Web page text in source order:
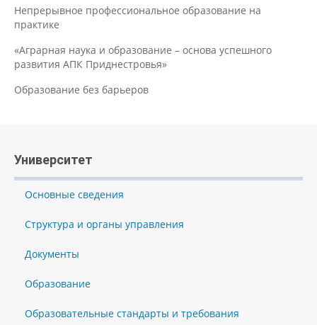
Непрерывное профессиональное образование на
практике
«Аграрная наука и образование – основа успешного
развития АПК Приднестровья»
Образование без барьеров
Университет
Основные сведения
Структура и органы управления
Документы
Образование
Образовательные стандарты и требования